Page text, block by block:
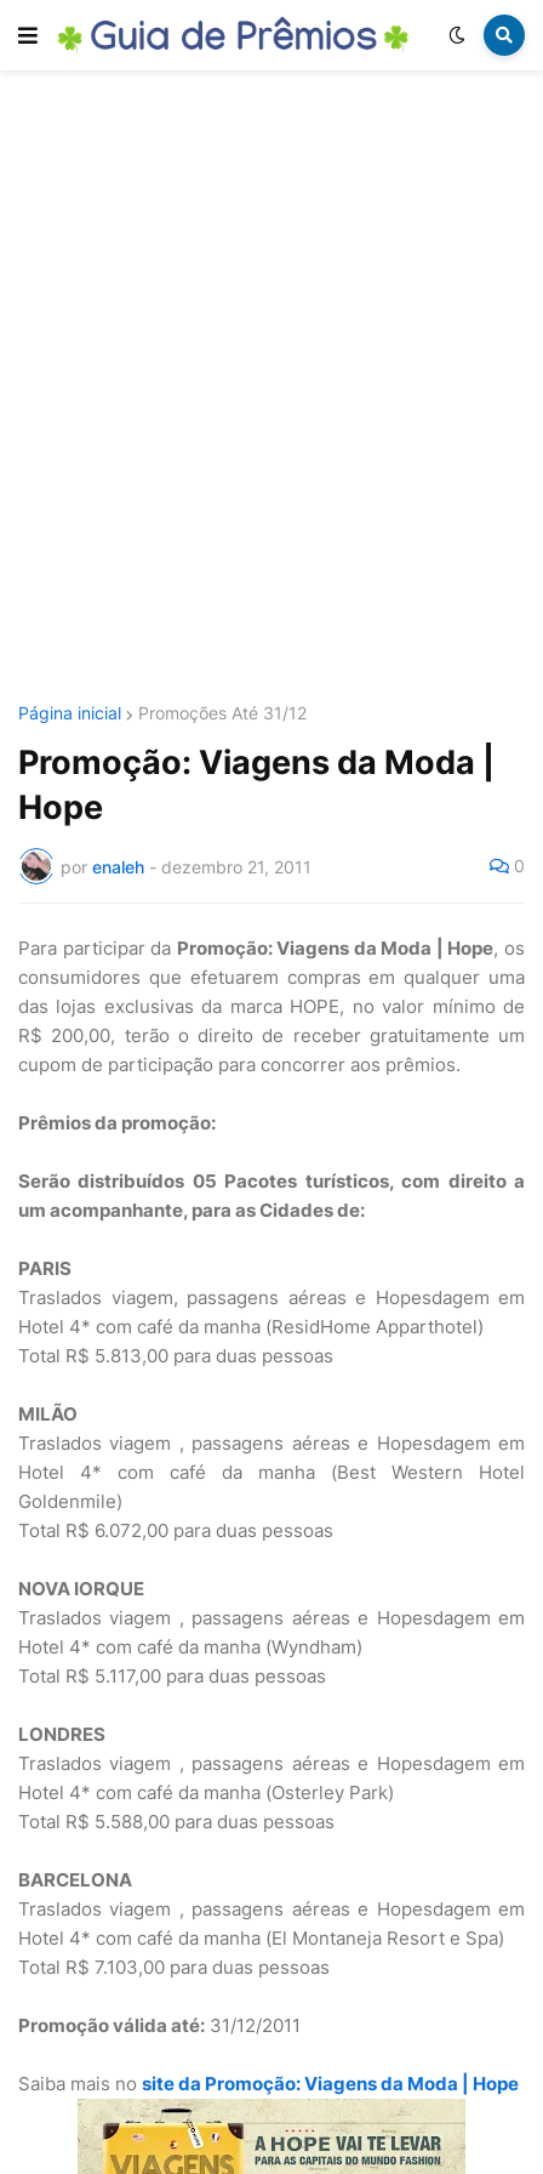
Página inicial Promoções Até 31/12
Promoção: Viagens da Moda |
Hope
por enaleh - dezembro 21, 2011 0
Para participar da Promoção: Viagens da Moda | Hope, os
consumidores que efetuarem compras em qualquer uma
das lojas exclusivas da marca HOPE, no valor mínimo de
R$ 200,00, terão o direito de receber gratuitamente um
cupom de participação para concorrer aos prêmios.
Prêmios da promoção:
Serão distribuídos 05 Pacotes turísticos, com direito a
um acompanhante, para as Cidades de:
PARIS
Traslados viagem, passagens aéreas e Hopesdagem em
Hotel 4* com café da manha (ResidHome Apparthotel)
Total R$ 5.813,00 para duas pessoas
MILÃO
Traslados viagem , passagens aéreas e Hopesdagem em
Hotel 4* com café da manha (Best Western Hotel
Goldenmile)
Total R$ 6.072,00 para duas pessoas
NOVA IORQUE
Traslados viagem , passagens aéreas e Hopesdagem em
Hotel 4* com café da manha (Wyndham)
Total R$ 5.117,00 para duas pessoas
LONDRES
Traslados viagem , passagens aéreas e Hopesdagem em
Hotel 4* com café da manha (Osterley Park)
Total R$ 5.588,00 para duas pessoas
BARCELONA
Traslados viagem , passagens aéreas e Hopesdagem em
Hotel 4* com café da manha (El Montaneja Resort e Spa)
Total R$ 7.103,00 para duas pessoas
Promoção válida até: 31/12/2011
Saiba mais no site da Promoção: Viagens da Moda | Hope